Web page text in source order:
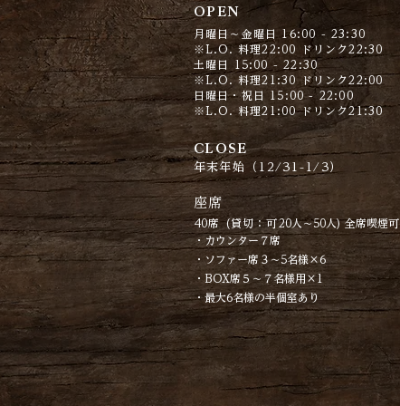
OPEN
月曜日〜金曜日 16:00 - 23:30
※L.O. 料理22:00 ドリンク22:30
​​土曜日
15:00 - 22:30
※L.O. 料理21:30 ドリンク22:00
日曜日・祝日 15:00 - 22:00
※L.O. 料理21:00 ドリンク21:30
CLOSE
年末年始（12/31-1/3）
座席
40席 (貸切：可20人～50人)全席喫煙可
・カウンター７席
・ソファー席３～5名様×6
・BOX席５～７名様用×1
・最大6名様の半個室あり